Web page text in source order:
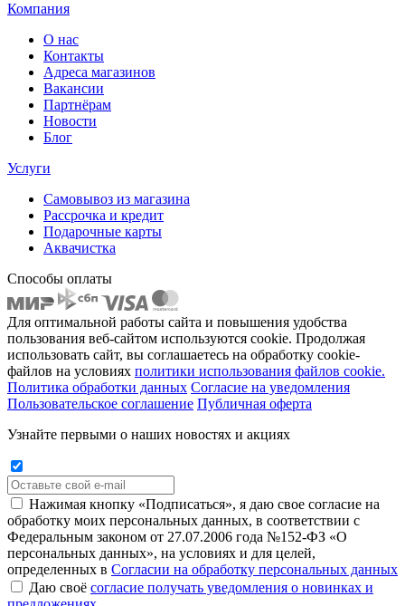
Компания
О нас
Контакты
Адреса магазинов
Вакансии
Партнёрам
Новости
Блог
Услуги
Самовывоз из магазина
Рассрочка и кредит
Подарочные карты
Аквачистка
Способы оплаты
Для оптимальной работы сайта и повышения удобства
пользования веб-сайтом используются cookie. Продолжая
использовать сайт, вы соглашаетесь на обработку cookie-
файлов на условиях политики использования файлов cookie.
Политика обработки данных Согласие на уведомления
Пользовательское соглашение Публичная оферта
Узнайте первыми о наших новостях и акциях
Нажимая кнопку «Подписаться», я даю свое согласие на
обработку моих персональных данных, в соответствии с
Федеральным законом от 27.07.2006 года №152-ФЗ «О
персональных данных», на условиях и для целей,
определенных в Согласии на обработку персональных данных
Даю своё согласие получать уведомления о новинках и